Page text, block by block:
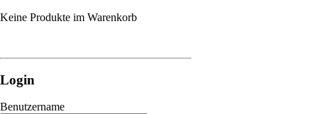
Keine Produkte im Warenkorb
Login
Benutzername